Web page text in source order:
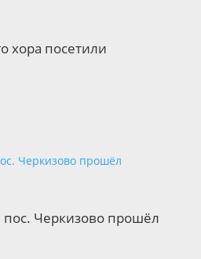
хора посетили
Черкизово прошёл